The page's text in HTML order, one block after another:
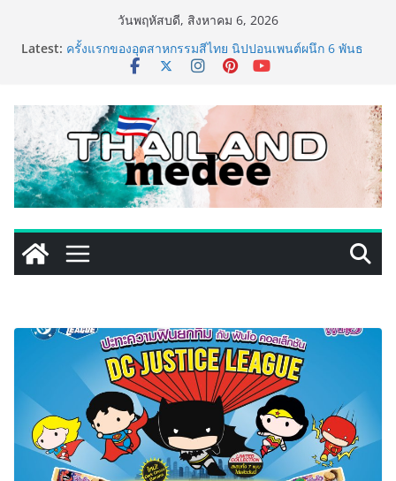
วันพฤหัสบดี, สิงหาคม 6, 2026
Latest: ครั้งแรกของอุตสาหกรรมสีไทย นิปปอนเพนต์ผนึก 6 พันธ
มิตรโมเดิร์นเทรดชั้นนำ นำร่องเปิดตัว “NIPPON PAINT
ยกระดับความมั่นใจลูกค้าด้วยผลิตภัณฑ์คุณภาพและ
บริการหลังการขายที่ครบวงจร
เริ่มแล้ว! อ.ต.ก.แฟร์ 4 ภาค @ภาคกลาง “มนต์เสน่ห์เกษตร
ไทย สู่ใจกลางมหานคร” ชวนชิม ช้อป สินค้าเกษตร
คุณภาพจากทั่วไทย วันนี้ – 8 สิงหาคมนี้ ณ ลานคนเมือง
ททท. ประกาศความสำเร็จ Village to the World Season
5 ผนึก 9 พันธมิตร ขับเคลื่อน ESG Tourism สืบสานพระ
ราชปณิธาน สร้างคุณค่าการท่องเที่ยวไทยอย่างยั่งยืน
เหิงลี่ แมนูแฟคเจอริ่ง เทคโนโลยี (ไทยแลนด์) เปิดโรงงาน
แห่งใหม่ในชลบุรี เดินหน้าขยายฐานการผลิตสู่เอเชียตะวัน
ออกเฉียงใต้ เสริมแกร่งยุทธศาสตร์ระดับโลก
MRT วาง POVA 8 Series จุดเริ่มต้นครั้งสำคัญ